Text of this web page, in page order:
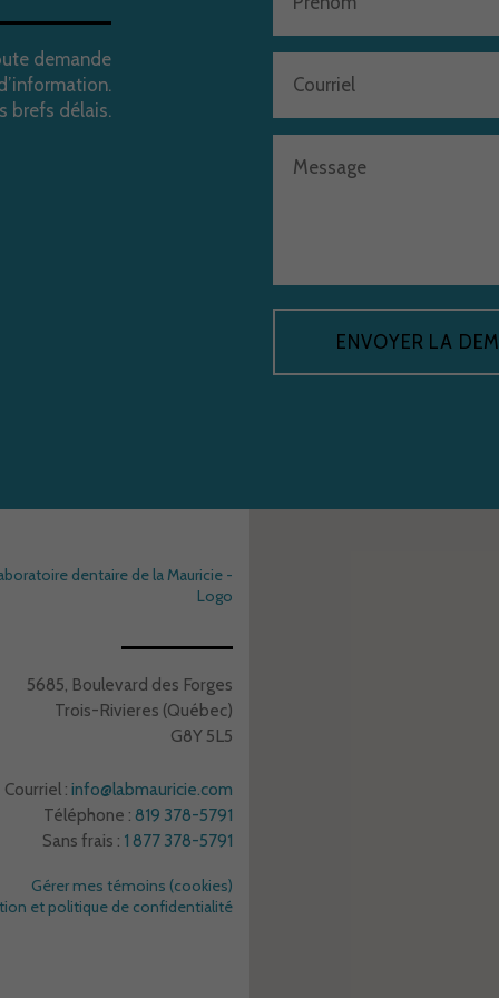
demande
brefs délais.
5685, Boulevard des Forges
Trois-Rivieres (Québec)
G8Y 5L5
Courriel : info@labmauricie.com
Téléphone : 819 378-5791
Sans frais : 1 877 378-5791
Gérer mes témoins (cookies)
et politique de confidentialité